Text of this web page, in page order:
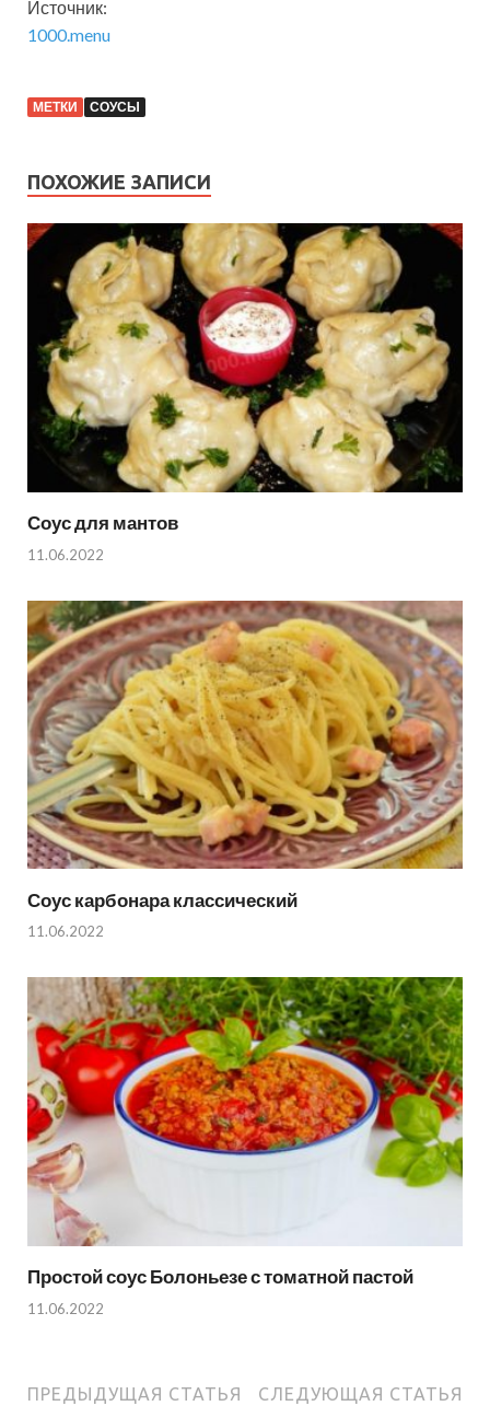
Источник:
1000.menu
МЕТКИ СОУСЫ
ПОХОЖИЕ ЗАПИСИ
Соус для мантов
11.06.2022
Соус карбонара классический
11.06.2022
Простой соус Болоньезе с томатной пастой
11.06.2022
ПРЕДЫДУЩАЯ СТАТЬЯ СЛЕДУЮЩАЯ СТАТЬЯ